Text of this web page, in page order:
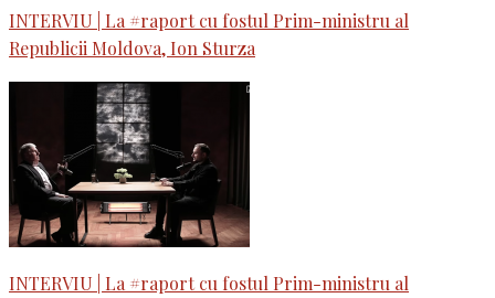
INTERVIU | La #raport cu fostul Prim-ministru al
Republicii Moldova, Ion Sturza
INTERVIU | La #raport cu fostul Prim-ministru al